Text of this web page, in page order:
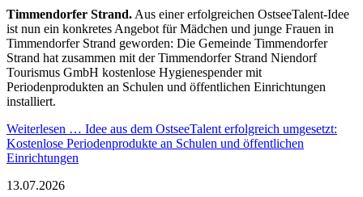
Timmendorfer Strand. Aus einer erfolgreichen OstseeTalent-Idee
ist nun ein konkretes Angebot für Mädchen und junge Frauen in
Timmendorfer Strand geworden: Die Gemeinde Timmendorfer
Strand hat zusammen mit der Timmendorfer Strand Niendorf
Tourismus GmbH kostenlose Hygienespender mit
Periodenprodukten an Schulen und öffentlichen Einrichtungen
installiert.
Weiterlesen … Idee aus dem OstseeTalent erfolgreich umgesetzt:
Kostenlose Periodenprodukte an Schulen und öffentlichen
Einrichtungen
13.07.2026